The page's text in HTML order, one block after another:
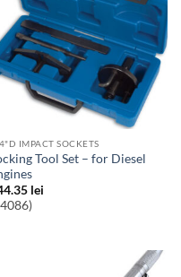
IMPACT SOCKETS
lei